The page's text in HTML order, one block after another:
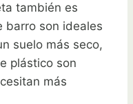
también es
barro son ideales
suelo más seco,
plástico son
más